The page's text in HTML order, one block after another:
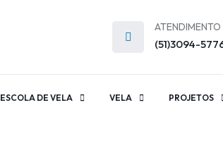
ATENDIMENTO
(51)3094-
ESCOLA DE VELA VELA PROJETOS